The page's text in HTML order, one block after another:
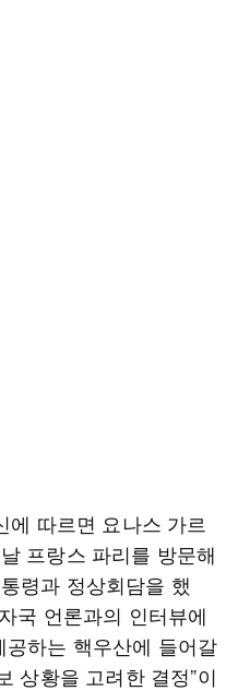
따르면 요나스 가르
프랑스 파리를 방문해
령과 정상회담을 했
국 언론과의 인터뷰에
공하는 핵우산에 들어갈
상황을 고려한 결정”이